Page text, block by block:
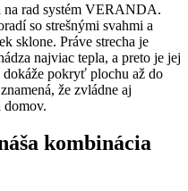
na rad systém VERANDA.
so strešnými svahmi a
sklone. Práve strecha je
najviac tepla, a preto je jej
pokryť plochu až do
že zvládne aj
domov.
kombinácia